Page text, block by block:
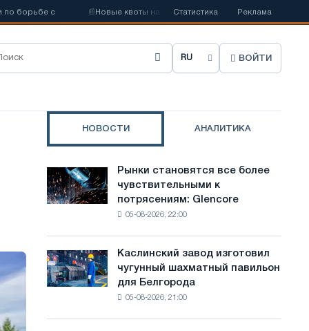
с Новые квоты на сталь ослабят конкуренцию в
Статистика Реклама
В
б
т
ь
з
ы
к
с
ВОЙТИ
НОВОСТИ АНАЛИТИКА
Рынки
становятся
все
потрясениям:
Glencore
Рынки становятся все более
чувствительными к
потрясениям: Glencore
05-08-2026, 22:00
Каслинский
завод
изготовил
Каслинский завод изготовил
чугунный шахматный павильон
для Белгорода
05-08-2026, 21:00